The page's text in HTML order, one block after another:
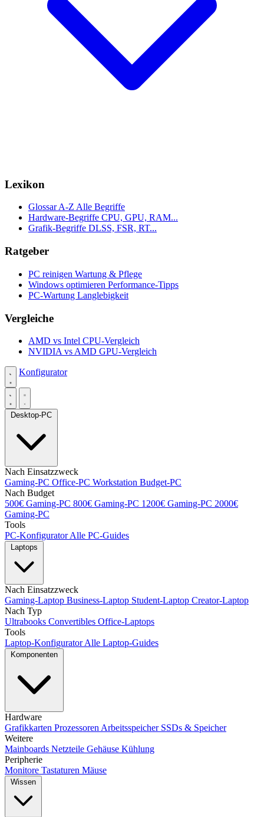
Lexikon
Glossar A-Z Alle Begriffe
Hardware-Begriffe CPU, GPU, RAM...
Grafik-Begriffe DLSS, FSR, RT...
Ratgeber
PC reinigen Wartung & Pflege
Windows optimieren Performance-Tipps
PC-Wartung Langlebigkeit
Vergleiche
AMD vs Intel CPU-Vergleich
NVIDIA vs AMD GPU-Vergleich
Konfigurator
Desktop-PC
Nach Einsatzzweck
Gaming-PC Office-PC Workstation Budget-PC
Nach Budget
500€ Gaming-PC 800€ Gaming-PC 1200€ Gaming-PC 2000€
Gaming-PC
Tools
PC-KonfiguratorAlle PC-Guides
Laptops
Nach Einsatzzweck
Gaming-Laptop Business-Laptop Student-Laptop Creator-Laptop
Nach Typ
Ultrabooks Convertibles Office-Laptops
Tools
Laptop-KonfiguratorAlle Laptop-Guides
Komponenten
Hardware
Grafikkarten Prozessoren Arbeitsspeicher SSDs & Speicher
Weitere
Mainboards Netzteile Gehäuse Kühlung
Peripherie
Monitore Tastaturen Mäuse
Wissen